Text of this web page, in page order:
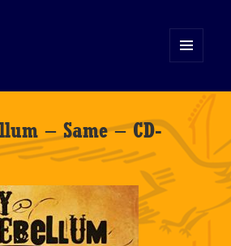
WIDGETS
– Same – CD-